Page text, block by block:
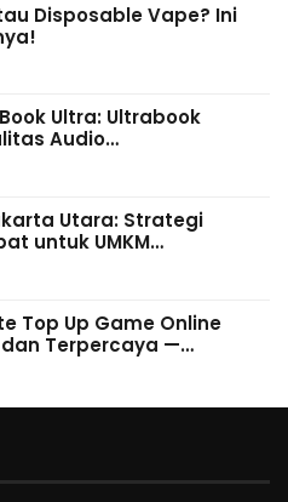
Disposable Vape? Ini
Ultra: Ultrabook
Audio…
Utara: Strategi
untuk UMKM…
Top Up Game Online
Terpercaya —…